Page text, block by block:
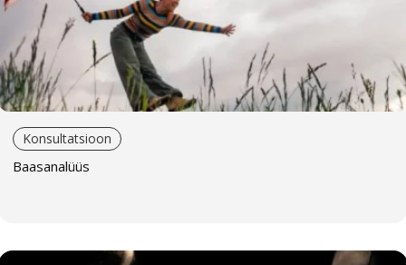
216 | koolitus@eterna.ee
Konsultatsioon
Baasanalüüs